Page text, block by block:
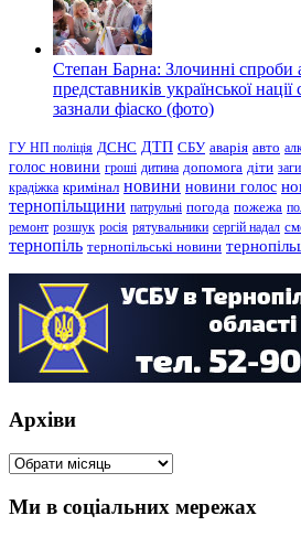
Степан Барна: Злочинні спроби
представників української
зазнали фіаско (фото)
ГУ НП поліція ДСНС ДТП СБУ аварія авто
голос новини гроші дитина допомога діти
крадіжка кримінал новини новини голос
тернопільщини патрульні погода пожежа
ремонт розшук росія рятувальники сергій надал
тернопіль тернопільські новини
Архіви
Архіви
Ми в соціальних мережах